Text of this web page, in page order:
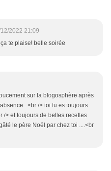
2022 21:09
te plaise! belle soirée
sur la blogosphère après
. <br /> toi tu es toujours
/> et toujours de belles recettes
le père Noël par chez toi ....<br